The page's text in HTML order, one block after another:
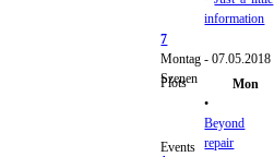
information
Plots
Events
7
Montag - 07.05.2018
Szenen
•
Beyond
repair
Mon